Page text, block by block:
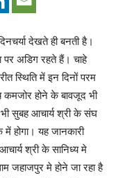
देखते ही बनती है।
पर अडिग रहते हैं। चाहे
स्थिति में इन दिनों परम
कमजोर होने के बावजूद भी
भी सुबह आचार्य श्री के संघ
होगा। यह जानकारी
श्री के सानिध्य मे
जहाजपुर मे होने जा रहा है